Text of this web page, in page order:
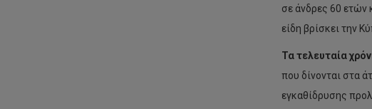
σε άνδρες 60 ετών
είδη βρίσκει την
Τα τελευταία
που δίνονται στα
εγκαθίδρυσης